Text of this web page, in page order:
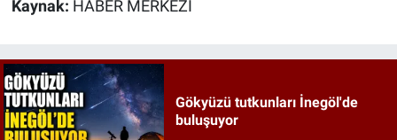
Kaynak: HABER MERKEZİ
Gökyüzü tutkunları İnegöl'de
buluşuyor